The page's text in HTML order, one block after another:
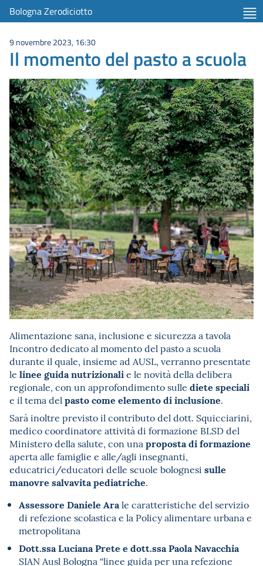
Bologna Zerodiciotto
9 novembre 2023, 16:30
Il momento del pasto a scuola
Alimentazione sana, inclusione e sicurezza a tavola
Incontro dedicato al momento del pasto a scuola
durante il quale, insieme ad AUSL, verranno presentate
le linee guida nutrizionalie le novità della delibera
regionale, con un approfondimento sulle diete speciali
e il tema del pasto come elemento di inclusione.
Sarà inoltre previsto il contributo del dott. Squicciarini,
medico coordinatore attività di formazione BLSD del
Ministero della salute, con una proposta di formazione
aperta alle famiglie e alle/agli insegnanti,
educatrici/educatori delle scuole bolognesi sulle
manovre salvavita pediatriche.
Assessore Daniele Arale caratteristiche del servizio
di refezione scolastica e la Policy alimentare urbana e
metropolitana
Dott.ssa Luciana Prete e dott.ssa Paola Navacchia
SIAN Ausl Bologna “linee guida per una refezione